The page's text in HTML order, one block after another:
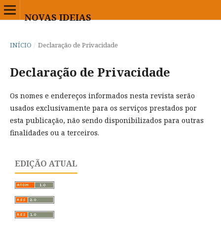
NOVAS IDEIAS
INÍCIO / Declaração de Privacidade
Declaração de Privacidade
Os nomes e endereços informados nesta revista serão
usados exclusivamente para os serviços prestados por
esta publicação, não sendo disponibilizados para outras
finalidades ou a terceiros.
EDIÇÃO ATUAL